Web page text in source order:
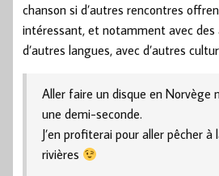
chanson si d’autres rencontres
intéressant, et notamment avec
d’autres langues, avec d’autres
Aller faire un disque en Norvège
une demi-seconde.
J’en profiterai pour aller pêcher à
rivières